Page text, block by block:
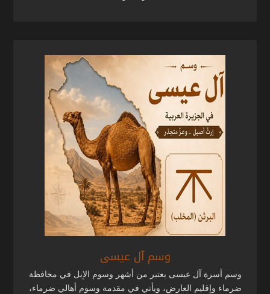
وسم آل عيسى
وسم أسرة آل عيسى يعتبر من أشهر وسوم الإبل في محافظة
ضرماء وإقليم العارض، ويأتي في مقدمة وسوم أهالي ضرماء،